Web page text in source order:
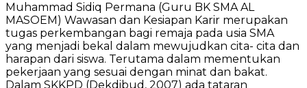
Muhammad Sidiq Permana (Guru BK SMA AL
MASOEM) Wawasan dan Kesiapan Karir merupakan
tugas perkembangan bagi remaja pada usia SMA
yang menjadi bekal dalam mewujudkan cita- cita dan
harapan dari siswa. Terutama dalam mementukan
pekerjaan yang sesuai dengan minat dan bakat.
Dalam SKKPD (Dekdibud, 2007) ada tataran